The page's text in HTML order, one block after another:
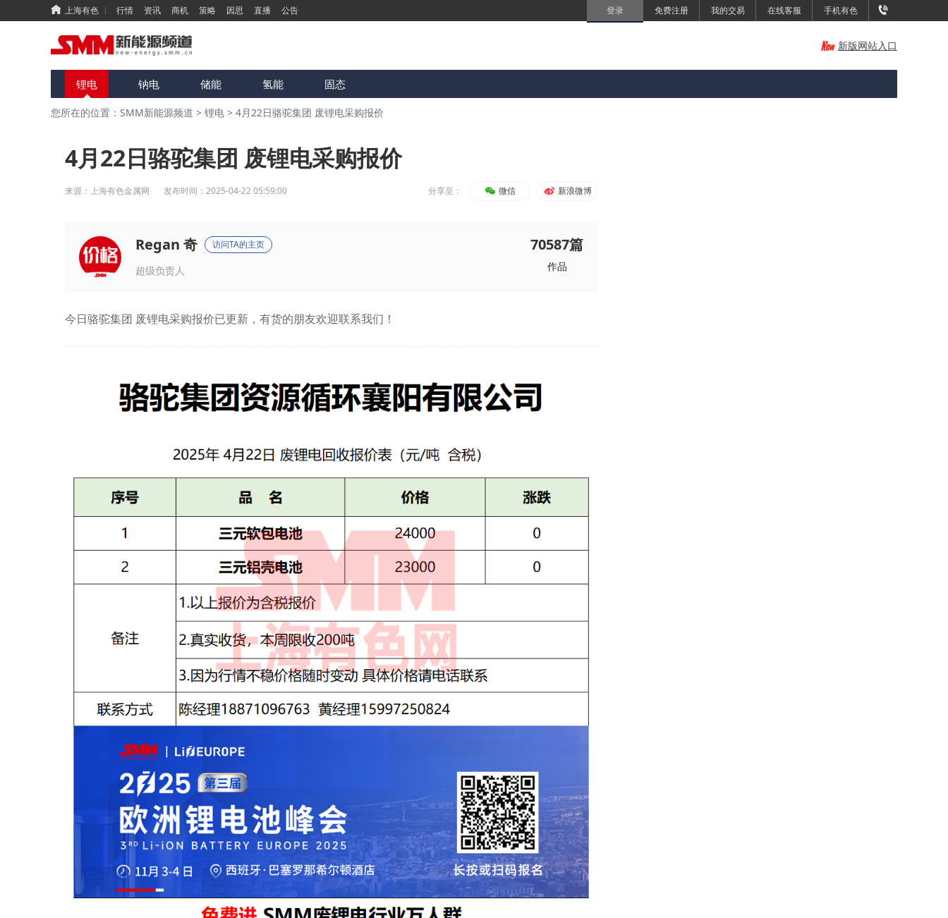
上海有色 行情 资讯 商机 策略 因思 直播 公告 登录 免费注册 我的交易 在线客服 手机有色
新版网站入口
锂电 钠电 储能 氢能 固态
您所在的位置：SMM新能源频道 > 锂电 > 4月22日骆驼集团 废锂电采购报价
4月22日骆驼集团 废锂电采购报价
来源： 上海有色金属网 发布时间： 2025-04-22 05:59:00 分享至： 微信 新浪微博
Regan 奇 访问TA的主页
超级负责人
70587篇
作品
今日骆驼集团 废锂电采购报价已更新，有货的朋友欢迎联系我们！